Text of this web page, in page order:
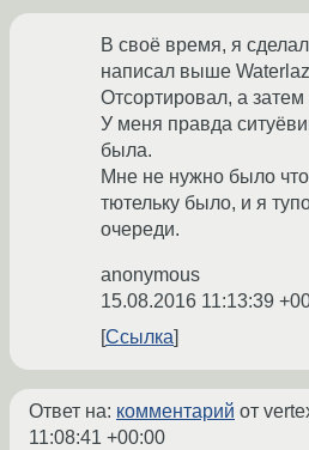
В своё время, я
написал выше
Отсортировал, а затем
У меня правда
была.
Мне не нужно было
тютельку было, и я
очереди.
anonymous
15.08.2016 11:13:39
Ссылка
Ответ на: комментарий от
11:08:41 +00:00